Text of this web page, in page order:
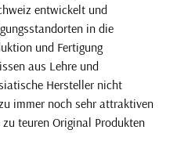
entwickelt und
in die
und Fertigung
aus Lehre und
Hersteller nicht
immer noch sehr attraktiven
teuren Original Produkten